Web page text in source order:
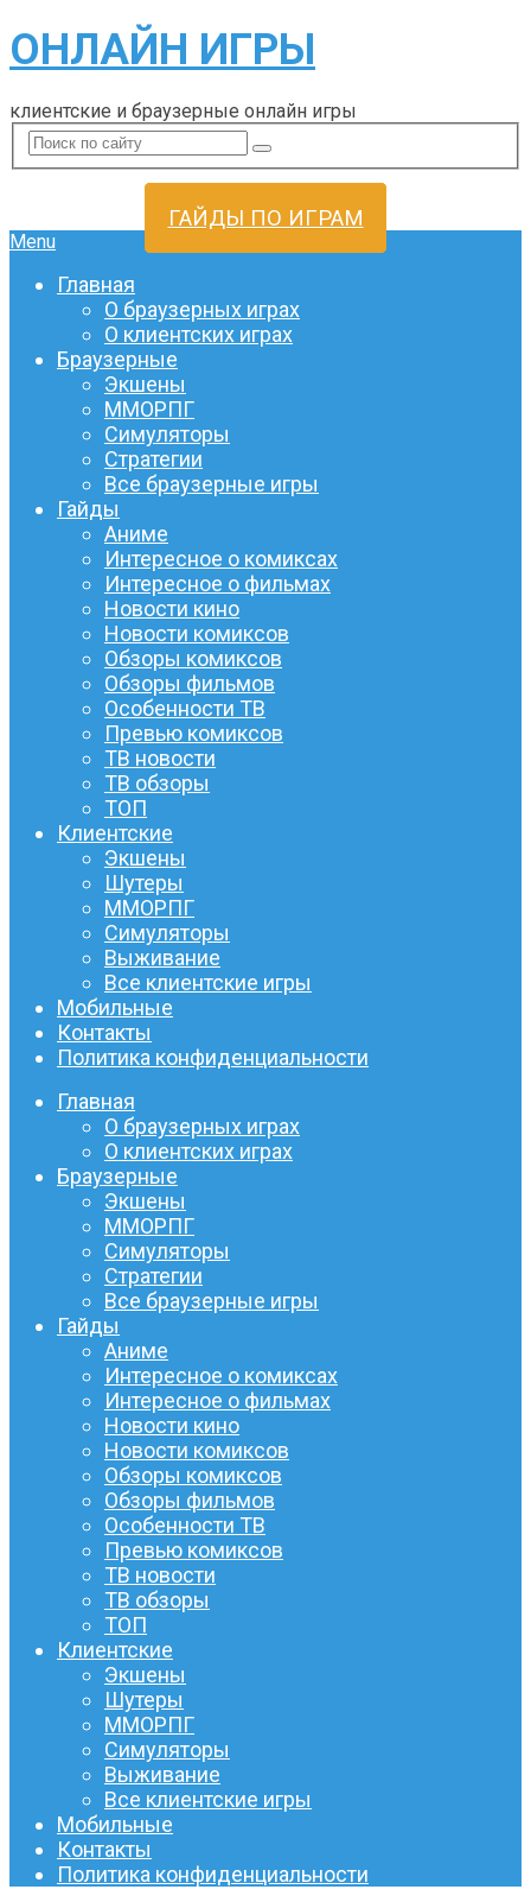
ОНЛАЙН ИГРЫ
клиентские и браузерные онлайн игры
ГАЙДЫ ПО ИГРАМ
Menu
Главная
О браузерных играх
О клиентских играх
Браузерные
Экшены
ММОРПГ
Симуляторы
Стратегии
Все браузерные игры
Гайды
Аниме
Интересное о комиксах
Интересное о фильмах
Новости кино
Новости комиксов
Обзоры комиксов
Обзоры фильмов
Особенности ТВ
Превью комиксов
ТВ новости
ТВ обзоры
ТОП
Клиентские
Экшены
Шутеры
ММОРПГ
Симуляторы
Выживание
Все клиентские игры
Мобильные
Контакты
Политика конфиденциальности
Главная
О браузерных играх
О клиентских играх
Браузерные
Экшены
ММОРПГ
Симуляторы
Стратегии
Все браузерные игры
Гайды
Аниме
Интересное о комиксах
Интересное о фильмах
Новости кино
Новости комиксов
Обзоры комиксов
Обзоры фильмов
Особенности ТВ
Превью комиксов
ТВ новости
ТВ обзоры
ТОП
Клиентские
Экшены
Шутеры
ММОРПГ
Симуляторы
Выживание
Все клиентские игры
Мобильные
Контакты
Политика конфиденциальности